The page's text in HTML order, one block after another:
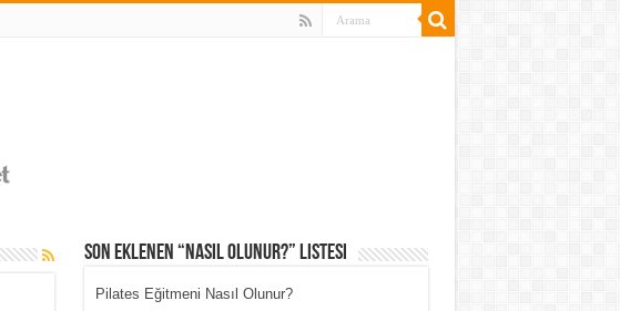
Son Eklenen “Nasıl Olunur?” Listesi
Pilates Eğitmeni Nasıl Olunur?